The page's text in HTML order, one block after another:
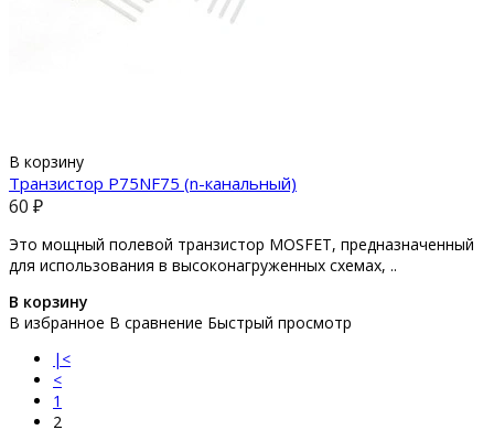
В корзину
Транзистор P75NF75 (n-канальный)
60 ₽
Это мощный полевой транзистор MOSFET, предназначенный
для использования в высоконагруженных схемах, ..
В корзину
В избранное В сравнение Быстрый просмотр
|<
<
1
2